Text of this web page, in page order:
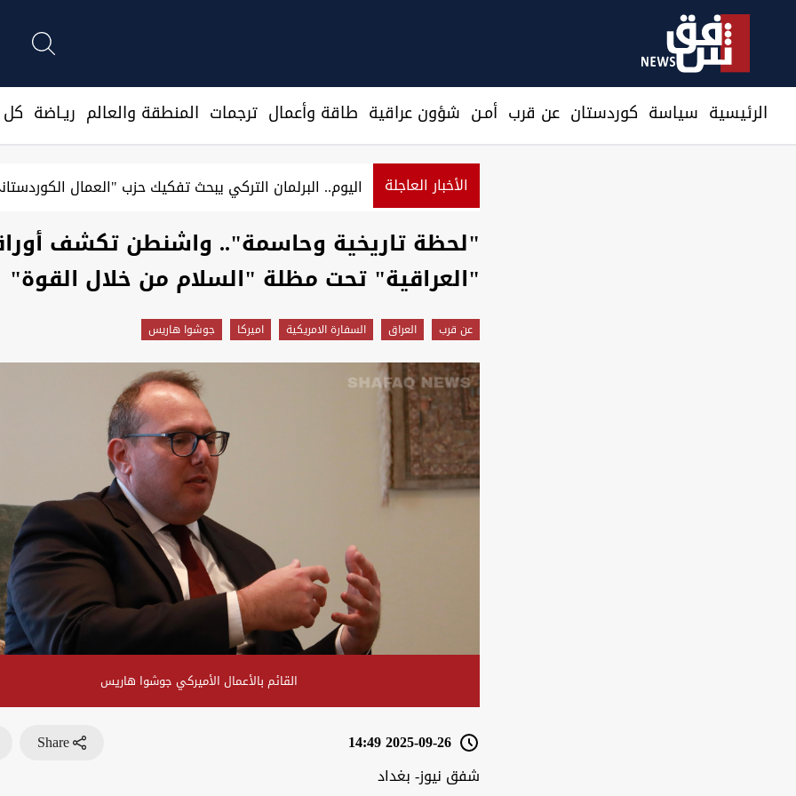
الرئيسية سیاسة كوردستان عن قرب أمـن شؤون عراقية طاقة وأعمال ترجمات المنطقة والعالم ريـاضة كل
الأخبار العاجلة نيجيرفان بارزاني يستذكر "مذبحة سيميل" بحق الآشوريين:
"لحظة تاريخية وحاسمة".. واشنطن تكشف
"العراقية" تحت مظلة "السلام من خلال القوة"
عن قرب العراق السفارة الامريكية اميركا جوشوا هاريس
القائم بالأعمال الأميركي جوشوا هاريس
2025-09-26 14:49
Share
شفق نيوز- بغداد